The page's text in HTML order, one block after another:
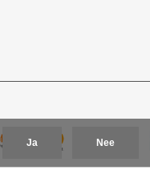
Ja Nee